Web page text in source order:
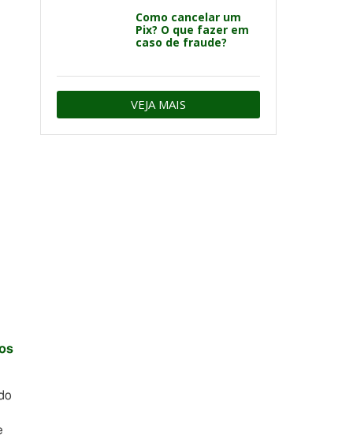
Como cancelar um
Pix? O que fazer em
caso de fraude?
VEJA MAIS